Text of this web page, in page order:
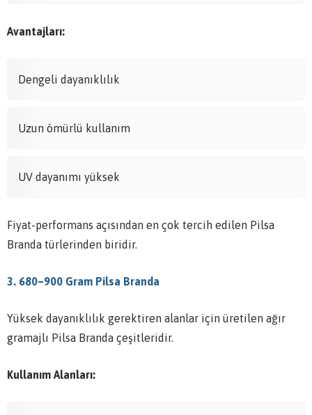
Avantajları:
Dengeli dayanıklılık
Uzun ömürlü kullanım
UV dayanımı yüksek
Fiyat-performans açısından en çok tercih edilen Pilsa
Branda türlerinden biridir.
3. 680–900 Gram Pilsa Branda
Yüksek dayanıklılık gerektiren alanlar için üretilen ağır
gramajlı Pilsa Branda çeşitleridir.
Kullanım Alanları: